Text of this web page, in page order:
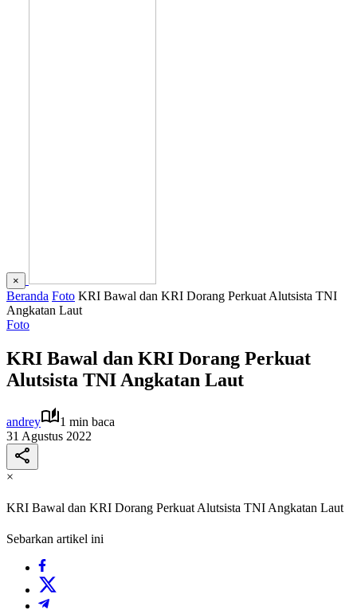
×
Beranda Foto KRI Bawal dan KRI Dorang Perkuat Alutsista TNI
Angkatan Laut
Foto
KRI Bawal dan KRI Dorang Perkuat
Alutsista TNI Angkatan Laut
andrey
1 min baca
31 Agustus 2022
×
KRI Bawal dan KRI Dorang Perkuat Alutsista TNI Angkatan Laut
Sebarkan artikel ini